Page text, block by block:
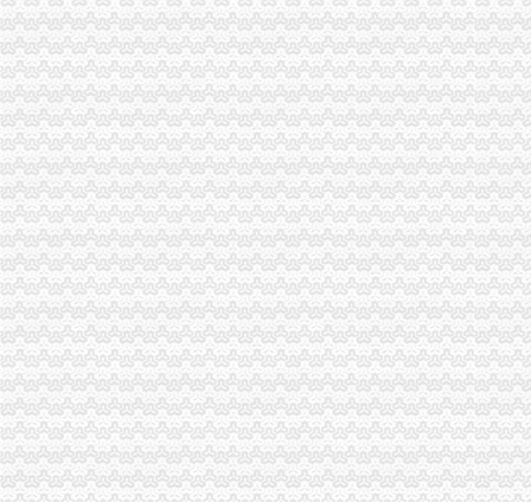
重庆渝中区哪家代账公司好请代覃娜工商咨询-商务服务-水母网
【2017年重庆洺源代账服务有限公司新招聘信息_电话_地址】-赶集网
关于我们_重庆代账公司
重庆会计代账公司-商务服务-滨州媒网
重庆铭美代账公司,2017重庆铭美代账公司新招聘信息_招聘信息分
重庆会计代账价格便宜的公司-商务服务-番禺社区网
重庆市玉祺代账服务有限公司_【信用信息_诉讼信息_财务信息_注册信
重庆清理“僵尸企业”代账公司或可提供小微企清单-新华网重庆频道
28_重庆渝中区代理记帐,重庆财务代理记账,重庆专业的代账公司_
重庆渝中会计代账公司哪家更好？-商务服务-*一金融网
重庆宏途代账服务有限公司_【信用信息_诉讼信息_财务信息_注册信息
服务地区_重庆代账公司
重庆财瑞财务代账有限责任公司潼南县分公司_重庆市_潼南县_企业在线
畅捷通受邀参加重庆“互联网+代账行业研讨会”-软件与服务-中国软
重庆营业执照代办多少钱,工商执照代办价格,重庆代账公司-弛锐财务
重庆注册公司|重庆代理记账|重庆代账选重庆新月会计|中小企业财税
重庆代账公司哪家好？两种减免增值税形的会计处理-Bc分类目录
【巧叠财务重庆出口退税,服务完善的重庆代账】具体详请电话